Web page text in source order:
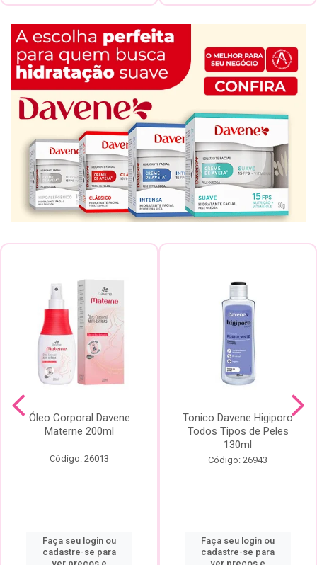
Óleo Corporal Davene
Materne 200ml
Código: 26013
Faça seu login ou
cadastre-se para
Tonico Davene Higiporo
Todos Tipos de Peles
130ml
Código: 26943
Faça seu login ou
cadastre-se para